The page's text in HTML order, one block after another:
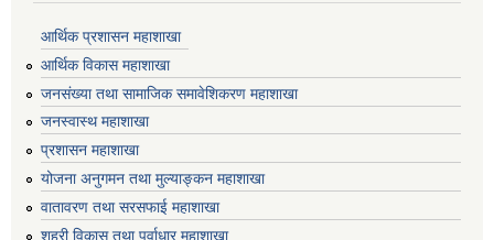
आर्थिक प्रशासन महाशाखा
आर्थिक विकास महाशाखा
जनसंख्या तथा सामाजिक समावेशिकरण महाशाखा
जनस्वास्थ महाशाखा
प्रशासन महाशाखा
योजना अनुगमन तथा मुल्याङ्कन महाशाखा
वातावरण तथा सरसफाई महाशाखा
शहरी विकास तथा पूर्वाधार महाशाखा